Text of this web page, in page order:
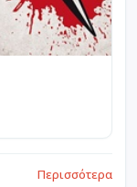
Περισσότερα